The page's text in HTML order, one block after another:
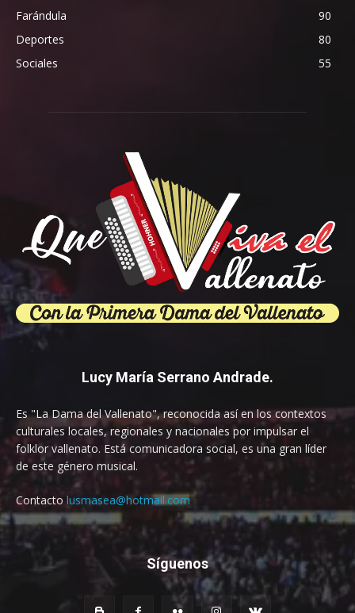
Farándula
90
Deportes
80
Sociales
55
Lucy María Serrano Andrade.
Es "La Dama del Vallenato", reconocida así en los contextos
culturales locales, regionales y nacionales por impulsar el
folklor vallenato. Está comunicadora social, es una gran líder
de este género musical.
Contacto lusmasea@hotmail.com
Síguenos